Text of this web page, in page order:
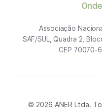
Associação
SAF/SUL, Quadra 2,
CEP 70070-
© 2026 ANER Ltda.